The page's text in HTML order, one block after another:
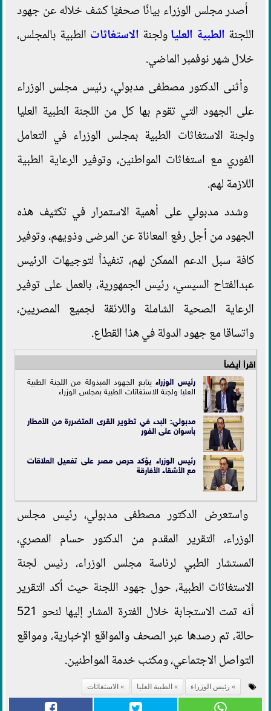
أصدر مجلس الوزراء بيانًا صحفيًا كشف خلاله عن جهود
اللجنة الطبية العلياولجنة الاستغاثات الطبية بالمجلس،
خلال شهر نوفمبر الماضي.
وأثنى الدكتور مصطفى مدبولي، رئيس مجلس الوزراء
على الجهود التي تقوم بها كل من اللجنة الطبية العليا
ولجنة الاستغاثات الطبية بمجلس الوزراء في التعامل
الفوري مع استغاثات المواطنين، وتوفير الرعاية الطبية
اللازمة لهم.
وشدد مدبولي على أهمية الاستمرار في تكثيف هذه
الجهود من أجل رفع المعاناة عن المرضى وذويهم، وتوفير
كافة سبل الدعم الممكن لهم، تنفيذاً لتوجيهات الرئيس
عبدالفتاح السيسي، رئيس الجمهورية، بالعمل على توفير
الرعاية الصحية الشاملة واللائقة لجميع المصريين،
واتساقا مع جهود الدولة في هذا القطاع.
اقرأ أيضاً
رئيس الوزراءيتابع الجهود المبذولة من اللجنة الطبية
العليا ولجنة الاستغاثات الطبية بمجلس الوزراء
مدبولي: البدء في تطوير القرى المتضررة من الأمطار
بأسوان على الفور
رئيس الوزراء يؤكد حرص مصر على تفعيل العلاقات
مع الأشقاء الأفارقة
واستعرض الدكتور مصطفى مدبولي، رئيس مجلس
الوزراء، التقرير المقدم من الدكتور حسام المصري،
المستشار الطبي لرئاسة مجلس الوزراء، رئيس لجنة
الاستغاثات الطبية، حول جهود اللجنة حيث أكد التقرير
أنه تمت الاستجابة خلال الفترة المشار إليها لنحو 521
حالة، تم رصدها عبر الصحف والمواقع الإخبارية، ومواقع
التواصل الاجتماعي، ومكتب خدمة المواطنين.
رئيس الوزراء الطبية العليا الاستغاثات